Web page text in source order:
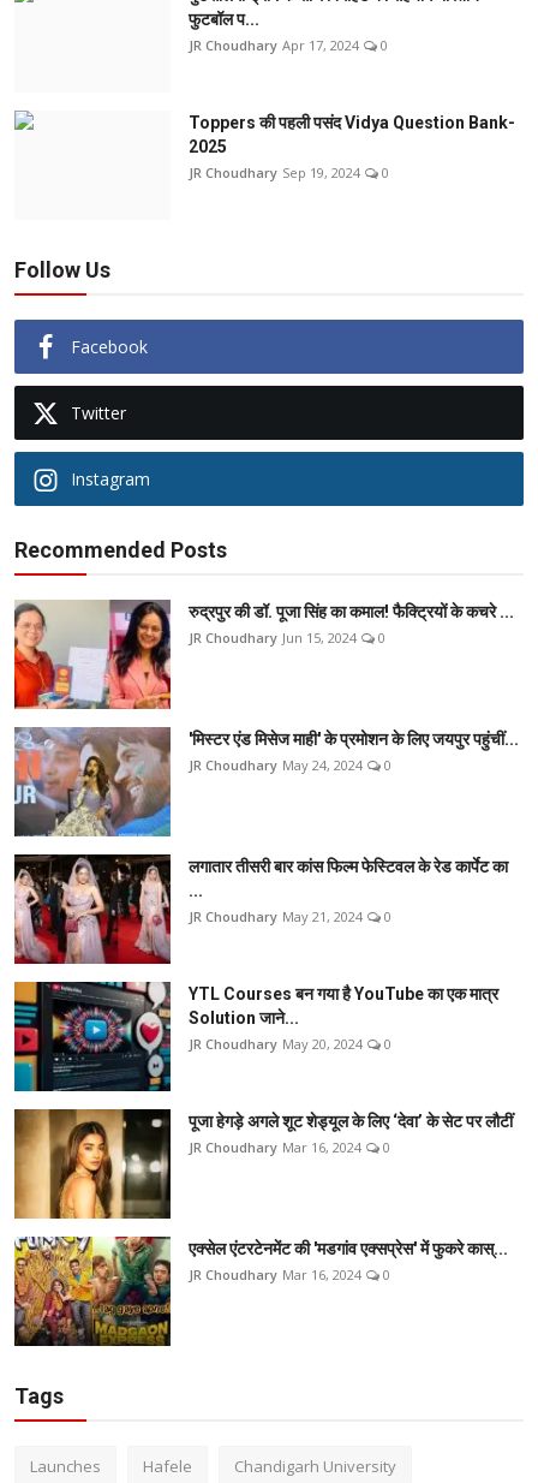
फुटबॉल प...
JR Choudhary Apr 17, 2024 0
Toppers की पहली पसंद Vidya Question Bank-
2025
JR Choudhary Sep 19, 2024 0
Follow Us
Facebook
Twitter
Instagram
Recommended Posts
रुद्रपुर की डॉ. पूजा सिंह का कमाल! फैक्ट्रियों के कचरे ...
JR Choudhary Jun 15, 2024 0
'मिस्टर एंड मिसेज माही' के प्रमोशन के लिए जयपुर पहुंचीं...
JR Choudhary May 24, 2024 0
लगातार तीसरी बार कांस फिल्म फेस्टिवल के रेड कार्पेट का
...
JR Choudhary May 21, 2024 0
YTL Courses बन गया है YouTube का एक मात्र
Solution जाने...
JR Choudhary May 20, 2024 0
पूजा हेगड़े अगले शूट शेड्यूल के लिए ‘देवा’ के सेट पर लौटीं
JR Choudhary Mar 16, 2024 0
एक्सेल एंटरटेनमेंट की 'मडगांव एक्सप्रेस' में फुकरे कास्...
JR Choudhary Mar 16, 2024 0
Tags
Launches Hafele Chandigarh University